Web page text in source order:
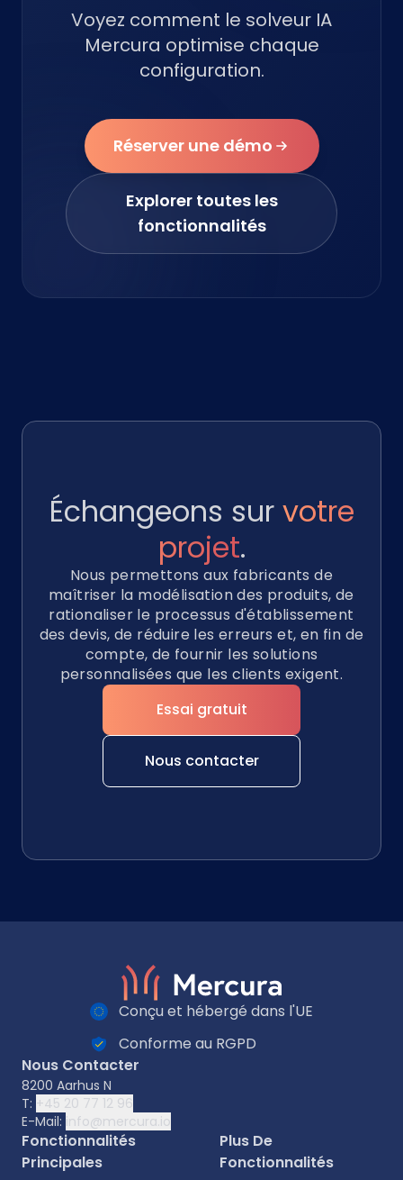
Voyez comment le solveur IA
Mercura optimise chaque
configuration.
Réserver une démo
Explorer toutes les
fonctionnalités
Échangeons sur votre
projet.
Nous permettons aux fabricants de
maîtriser la modélisation des produits, de
rationaliser le processus d'établissement
des devis, de réduire les erreurs et, en fin de
compte, de fournir les solutions
personnalisées que les clients exigent.
Essai gratuit
Nous contacter
Conçu et hébergé dans l'UE
Conforme au RGPD
Nous Contacter
8200 Aarhus N
T: +45 20 77 12 96
E-Mail: info@mercura.io
Fonctionnalités
Principales
Plus De
Fonctionnalités